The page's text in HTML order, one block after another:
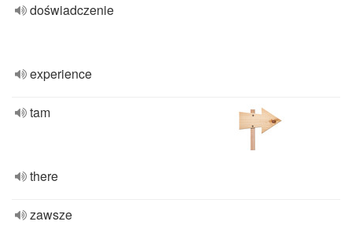
doświadczenie
experience
tam
there
zawsze